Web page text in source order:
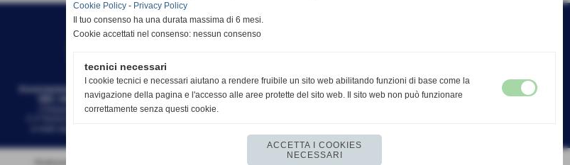
Associazione Sportiva Dilettantistica
VBC AMIS - ADMO VOLLEY
Chiavari-Lavagna (Genova)
Cookie Policy - Privacy Policy
Il tuo consenso ha una durata massima di 6 mesi.
Cookie accettati nel consenso: nessun consenso
tecnici necessari
I cookie tecnici e necessari aiutano a rendere fruibile un sito web abilitando funzioni di base come la
navigazione della pagina e l'accesso alle aree protette del sito web. Il sito web non può funzionare
correttamente senza questi cookie.
ACCETTA I COOKIES
NECESSARI